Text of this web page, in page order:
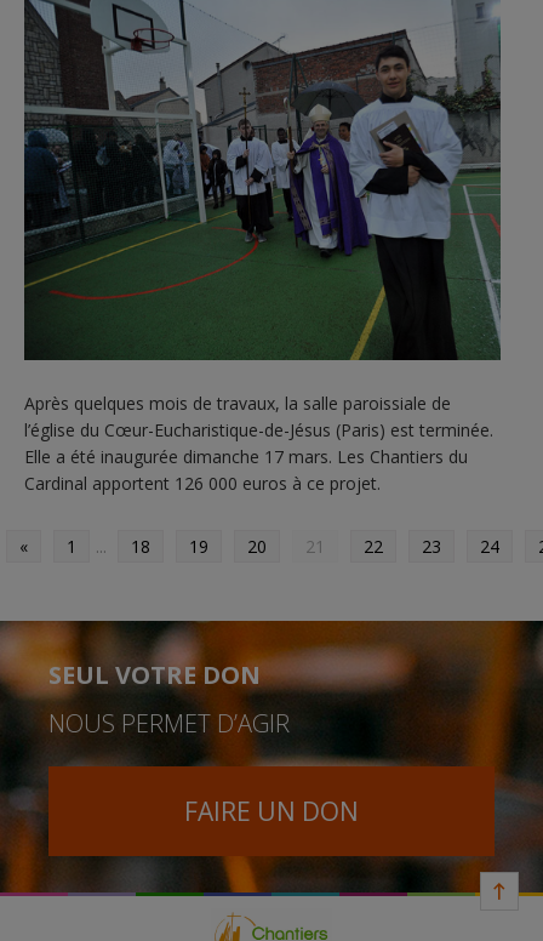
Après quelques mois de travaux, la salle paroissiale de
l’église du Cœur-Eucharistique-de-Jésus (Paris) est terminée.
Elle a été inaugurée dimanche 17 mars. Les Chantiers du
Cardinal apportent 126 000 euros à ce projet.
« 1 ... 18 19 20 21 22 23 24
SEUL VOTRE DON
NOUS PERMET D’AGIR
FAIRE UN DON